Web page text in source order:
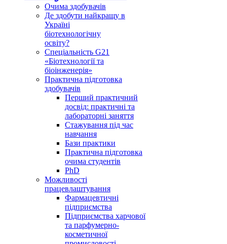
Очима здобувачів
Де здобути найкращу в
Україні
біотехнологічну
освіту?
Спеціальність G21
«Біотехнології та
біоінженерія»
Практична підготовка
здобувачів
Перший практичний
досвід: практичні та
лабораторні заняття
Стажування під час
навчання
Бази практики
Практична підготовка
очима студентів
PhD
Можливості
працевлаштування
Фармацевтичні
підприємства
Підприємства харчової
та парфумерно-
косметичної